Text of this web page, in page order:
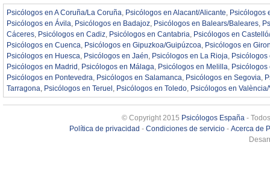
Psicólogos en A Coruña/La Coruña Psicólogos en Alacant/Alicante
Psicólogos
Psicólogos en Ávila
Psicólogos en Badajoz Psicólogos en Balears/Baleares
Cáceres
Psicólogos en Cadiz Psicólogos en Cantabria
Psicólogos en
Psicólogos en Cuenca
Psicólogos en Gipuzkoa/Guipúzcoa
Psicólogos en
Psicólogos en Huesca
Psicólogos en Jaén Psicólogos en La Rioja
Psicólogos
Psicólogos en Madrid
Psicólogos en Málaga Psicólogos en Melilla
Psicólogos
Psicólogos en Pontevedra
Psicólogos en Salamanca Psicólogos en Segovia
Tarragona
Psicólogos en Teruel Psicólogos en Toledo Psicólogos en
© Copyright 2015 Psicólogos España -
Política de privacidad - Condiciones de servicio- Acerca de